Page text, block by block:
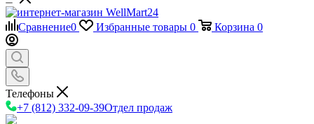
Сравнение0 Избранные товары 0 Корзина 0
Телефоны
+7 (812) 332-09-39Отдел продаж